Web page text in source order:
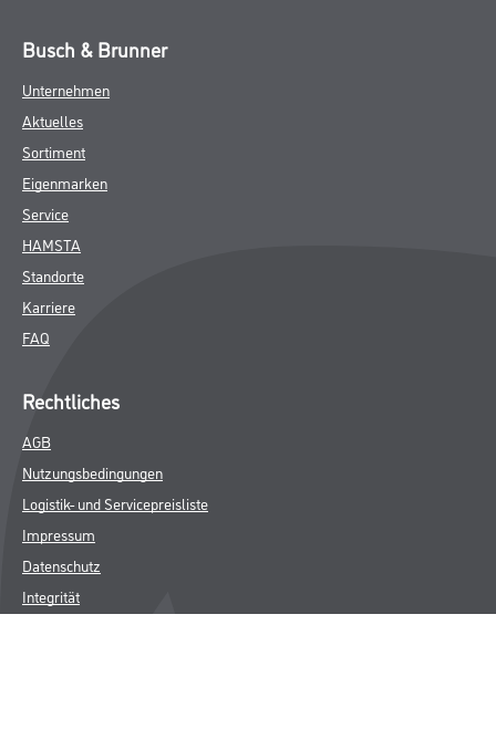
Busch & Brunner
Unternehmen
Aktuelles
Sortiment
Eigenmarken
Service
HAMSTA
Standorte
Karriere
FAQ
Rechtliches
AGB
Nutzungsbedingungen
Logistik- und Servicepreisliste
Impressum
Datenschutz
Integrität